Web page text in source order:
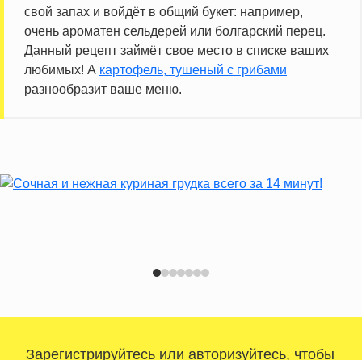
свой запах и войдёт в общий букет: например,
очень ароматен сельдерей или болгарский перец.
Данный рецепт займёт свое место в списке ваших
любимых! А картофель, тушеный с грибами
разнообразит ваше меню.
Зарегистрируйтесь или авторизуйтесь, чтобы